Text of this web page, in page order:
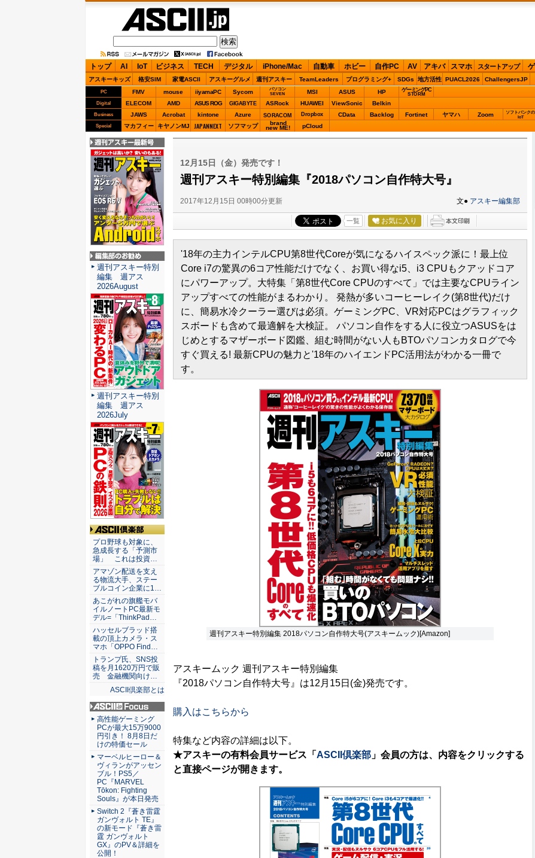
ASCII.jp
トップ AI IoT ビジネス TECH デジタル iPhone/Mac 自動車 ホビー 自作PC AV アキバ スマホ スタートアップ
アスキーキッズ 格安SIM 家電ASCII アスキーグルメ 週刊アスキー TeamLeaders プログラミング+ SDGs 地方活性 PUACL2026 ChallengersJP
PC FMV mouse iiyamaPC Sycom
パソコン
SEVEN
MSI ASUS HP ゲーミングPC
STORM
Digital ELECOM AMD ASUS ROG GIGABYTE ASRock HUAWEI ViewSonic Belkin
Business JAWS Acrobat kintone Azure SORACOM Dropbox CData Backlog Fortinet ヤマハ Zoom
ソフトバンクの
IoT
Special マカフィー キヤノンMJ JAPANNEXT ソフマップ brand
new ME! pCloud
12月15日（金）発売です！
週刊アスキー特別編集『2018パソコン自作特大号』
2017年12月15日 00時00分更新 文● アスキー編集部
一覧 お気に入り
'18年の主力インテルCPU第8世代Coreが気になるハイスペック派に！最上位
Core i7の驚異の6コア性能だけでなく、お買い得なi5、i3 CPUもクアッドコア
にパワーアップ。大特集「第8世代Core CPUのすべて」では主要なCPUライン
アップすべての性能がまるわかり。 発熱が多いコーヒーレイク(第8世代)だけ
に、簡易水冷クーラー選びは必須。ゲーミングPC、VR対応PCはグラフィック
スボードも含めて最適解を大検証。 パソコン自作をする人に役立つASUSをは
じめとするマザーボード図鑑、組む時間がない人もBTOパソコンカタログで今
すぐ買える! 最新CPUの魅力と'18年のハイエンドPC活用法がわかる一冊で
す。
週刊アスキー特別編集 2018パソコン自作特大号(アスキームック)[Amazon]
アスキームック 週刊アスキー特別編集
『2018パソコン自作特大号』は12月15日(金)発売です。
購入はこちらから
特集など内容の詳細は以下。
★アスキーの有料会員サービス「 ASCII倶楽部 」会員の方は、内容をクリックする
と直接ページが開きます。
週刊アスキー最新
号
編集部のお勧め
週刊アスキー特別
編集 週アス
2026August
週刊アスキー特別
編集 週アス
2026July
ASCII倶楽部
プロ野球も対象に、
急成長する「予測市
場」 これは投資…
アマゾン配送を支え
る物流大手、ステー
ブルコイン企業に1…
あこがれの旗艦モバ
イルノートPC最新モ
デル=「ThinkPad…
ハッセルブラッド搭
載の頂上カメラ・ス
マホ「OPPO Find…
トランプ氏、SNS投
稿を月1620万円で販
売 金融機関向け…
ASCII倶楽部とは
ASCII.jp Focus
高性能ゲーミング
PCが最大15万9000
円引き！ 8月8日だ
けの特価セール
マーベルヒーロー＆
ヴィランがアッセン
ブル！PS5／
PC『MARVEL
Tōkon: Fighting
Souls』が本日発売
Switch 2『蒼き雷霆
ガンヴォルト TE』
の新モード『蒼き雷
霆 ガンヴォルト
GX』のPV＆詳細を
公開！